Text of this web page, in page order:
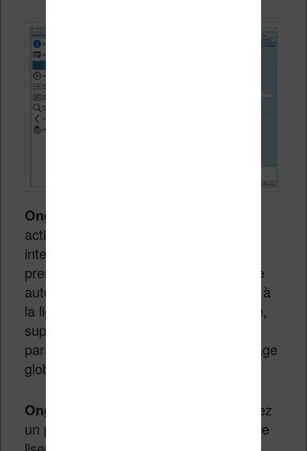
Onglet « Traitement heuristique »
activez-le pour que Calibre analyse
intelligemment le contenu du livre et
prenne des décisions de mise en forme
automatiques : redéfinition des retours à
la ligne, détection des titres de chapitre,
suppression des lignes blanches
parasites, homogénéisation du formatage
global.
Onglet « Mise en page »
: Sélectionnez
un profil de sortie correspondant à votre